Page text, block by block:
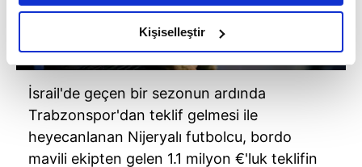
amacımızın size daha iyi bir reklam deneyimi sunmak
olduğunu ve sizlere en iyi içerikleri sunabilmek adına
elimizden gelen çabayı gösterdiğimizi ve bu noktada,
reklamların maliyetlerimizi karşılamak noktasında tek gelir
kalemimiz olduğunu sizlere hatırlatmak isteriz.
Her halükârda, kullanıcılar, bu çerezlere izin vermedikleri
takdirde, kullanıcılara hedefli reklamlar
Kişiselleştir
İsrail'de geçen bir sezonun ardında
Trabzonspor'dan teklif gelmesi ile
heyecanlanan Nijeryalı futbolcu, bordo
mavili ekipten gelen 1.1 milyon €'luk teklifin